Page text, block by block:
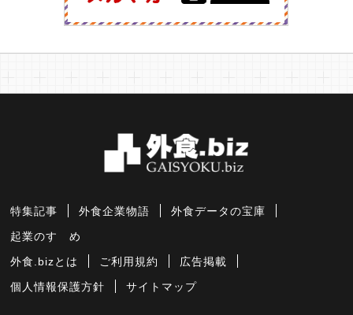
特集記事 外食企業物語 外食データの宝庫
起業のすゝめ
外食.bizとは ご利用規約 広告掲載
個人情報保護方針 サイトマップ